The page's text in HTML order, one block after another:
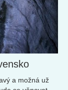
a možná už